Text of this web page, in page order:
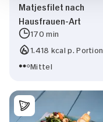
Matjesfilet nach
Hausfrauen-Art
170 min
1.418 kcal p. Portion
Mittel